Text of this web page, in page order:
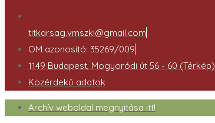
titkarsag.vmszki@gmail.com
OM azonosító: 35269/009
1149 Budapest, Mogyoródi út 56 - 60 (Térkép)
Közérdekű adatok
Archív weboldal megnyitása itt!